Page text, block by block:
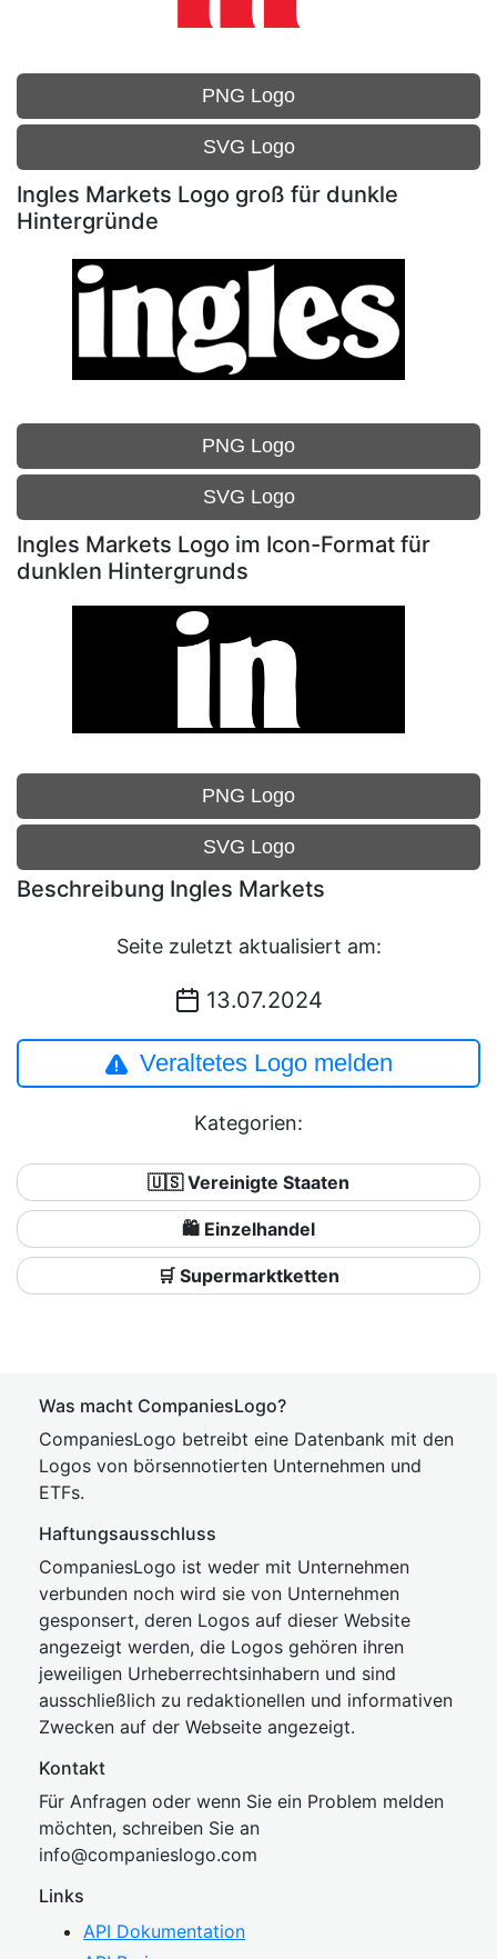
PNG Logo
SVG Logo
Ingles Markets Logo groß für dunkle
Hintergründe
PNG Logo
SVG Logo
Ingles Markets Logo im Icon-Format für
dunklen Hintergrunds
PNG Logo
SVG Logo
Beschreibung Ingles Markets
Seite zuletzt aktualisiert am:
13.07.2024
Veraltetes Logo melden
Kategorien:
🇺🇸 Vereinigte Staaten
🛍️ Einzelhandel
🛒 Supermarktketten
Was macht CompaniesLogo?
CompaniesLogo betreibt eine Datenbank mit den
Logos von börsennotierten Unternehmen und
ETFs.
Haftungsausschluss
CompaniesLogo ist weder mit Unternehmen
verbunden noch wird sie von Unternehmen
gesponsert, deren Logos auf dieser Website
angezeigt werden, die Logos gehören ihren
jeweiligen Urheberrechtsinhabern und sind
ausschließlich zu redaktionellen und informativen
Zwecken auf der Webseite angezeigt.
Kontakt
Für Anfragen oder wenn Sie ein Problem melden
möchten, schreiben Sie an
info@companieslogo.com
Links
API Dokumentation